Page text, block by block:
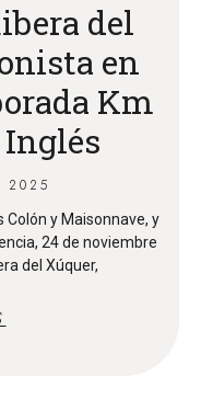
del
en
Km
Inglés
2025
Colón y Maisonnave, y
24 de noviembre
del Xúquer,